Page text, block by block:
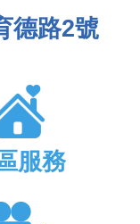
德路2號
服務